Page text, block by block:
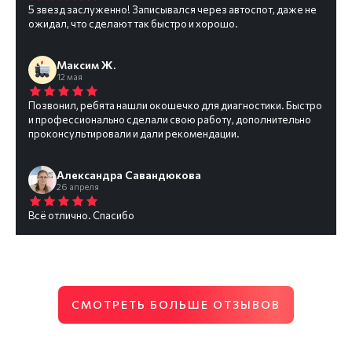
5 звезд заслуженно! Записывался через автоспот, даже не
ожидал, что сделают так быстро и хорошо.
Максим Ж.
12 мая
Позвонил, ребята нашли окошечко для диагностики. Быстро
и профессионально сделали свою работу, дополнительно
проконсультировали и дали рекомендации.
Александра Савандюкова
26 апреля
Всё отлично. Спасибо
СМОТРЕТЬ БОЛЬШЕ ОТЗЫВОВ